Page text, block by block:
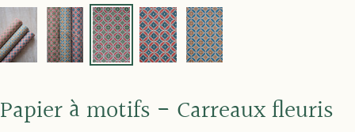
Papier à motifs - Carreaux fleuris